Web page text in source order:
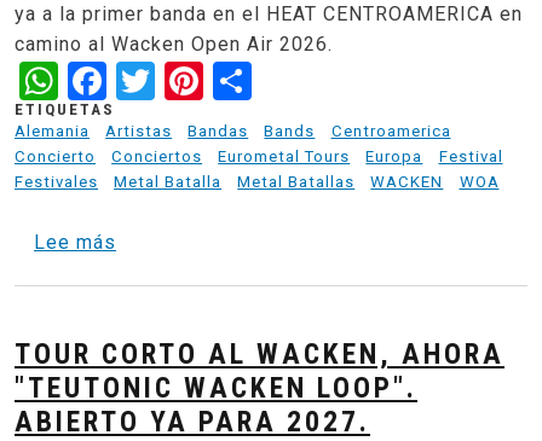
ya a la primer banda en el HEAT CENTROAMERICA en
camino al Wacken Open Air 2026.
WhatsApp
Facebook
TwitterPinterest
ETIQUETAS
Alemania
Artistas Bandas Bands
Centroamerica
Concierto
Conciertos Eurometal Tours Europa
Festival
Festivales
Metal Batalla Metal Batallas WACKEN WOA
Lee más
TOUR CORTO AL WACKEN, AHORA
"TEUTONIC WACKEN LOOP".
ABIERTO YA PARA 2027.